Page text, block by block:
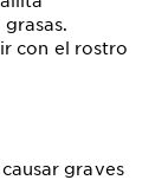
con el rostro
graves